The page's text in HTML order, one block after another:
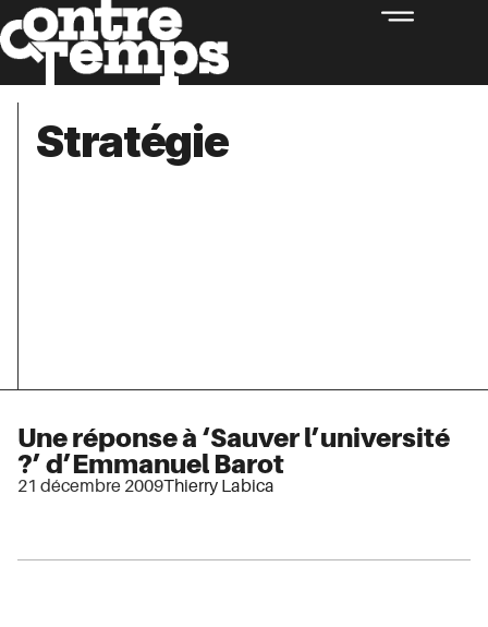
Stratégie
Une réponse à ‘Sauver l’université
?’ d’Emmanuel Barot
21 décembre 2009Thierry Labica